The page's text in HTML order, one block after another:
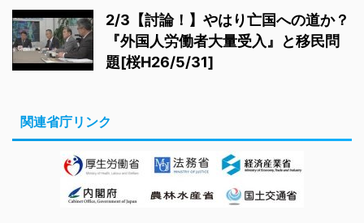
2/3【討論！】やはり亡国への道か？
『外国人労働者大量受入』と移民問
題[桜H26/5/31]
関連省庁リンク